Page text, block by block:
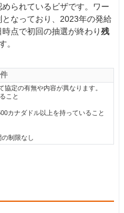
られているビザです。ワー
なっており、2023年の発給
点で初回の抽選が終わり 残
。
定の有無や内容が異なります。
こと
カナダドル以上を持っていること
制限なし